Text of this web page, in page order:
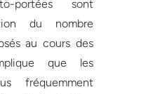
portées sont
du nombre
au cours des
que les
fréquemment